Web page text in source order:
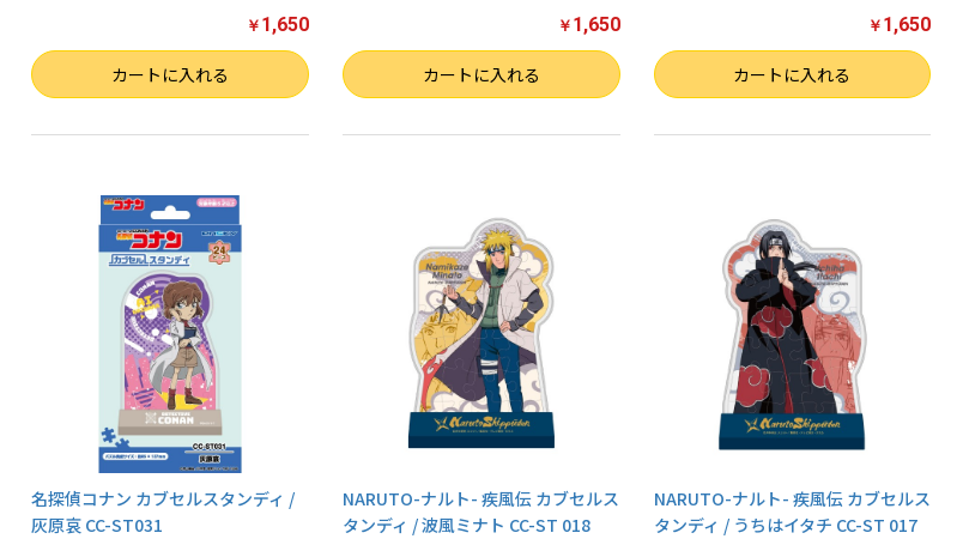
￥ 1,650
数量 カートに入れる
￥ 1,650
数量 カートに入れる
￥ 1,650
数量 カートに入れる
名探偵コナン カブセルスタンディ /
灰原哀 CC-ST031
NARUTO-ナルト- 疾風伝 カブセルス
タンディ / 波風ミナト CC-ST 018
NARUTO-ナルト- 疾風伝 カブセルス
タンディ / うちはイタチ CC-ST 017